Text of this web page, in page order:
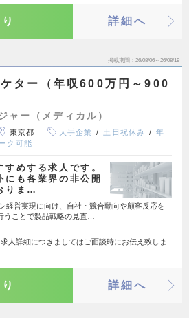
詳細へ
掲載期間 26/08/06～26/08/19
ター（年収600万円～900
ャー（メディカル）
東京都 大手企業 土日祝休み
年
ク可能
めする求人です。
にも各業界の非公開
りま…
経営実現に向け、自社・競合動向や顧客反応を
うことで製品戦略の見直…
人詳細につきましてはご面談時にお伝え致しま
詳細へ